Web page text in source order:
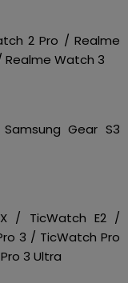
2 Pro / Realme
Realme Watch 3
Gear S3
/ TicWatch E2 /
3 / TicWatch Pro
3 Ultra